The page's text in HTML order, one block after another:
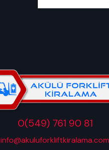
0(549) 761 90 81
info@akuluforkliftkiralama.com